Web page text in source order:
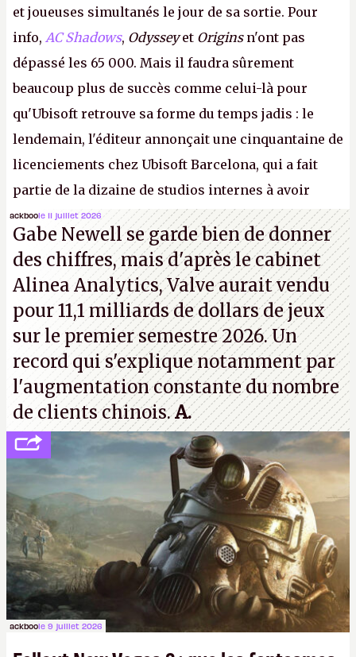
et joueuses simultanés le jour de sa sortie. Pour
info, AC Shadows, Odysseyet Originsn'ont pas
dépassé les 65 000. Mais il faudra sûrement
beaucoup plus de succès comme celui-là pour
qu'Ubisoft retrouve sa forme du temps jadis : le
lendemain, l'éditeur annonçait une cinquantaine de
licenciements chez Ubisoft Barcelona, qui a fait
partie de la dizaine de studios internes à avoir
travaillé sur cetAssassin's Creedsous la direction
d'Ubisoft Singapour.A.
ackboole 11 juillet 2026
Gabe Newell se garde bien de donner
des chiffres, mais d'après le cabinet
Alinea Analytics, Valve aurait vendu
pour 11,1 milliards de dollars de jeux
sur le premier semestre 2026. Un
record qui s'explique notamment par
l'augmentation constante du nombre
de clients chinois.A.
ackboole 9 juillet 2026